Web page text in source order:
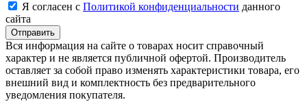
Я согласен с Политикой конфиденциальности данного
сайта
Вся информация на сайте о товарах носит справочный
характер и не является публичной офертой. Производитель
оставляет за собой право изменять характеристики товара, его
внешний вид и комплектность без предварительного
уведомления покупателя.